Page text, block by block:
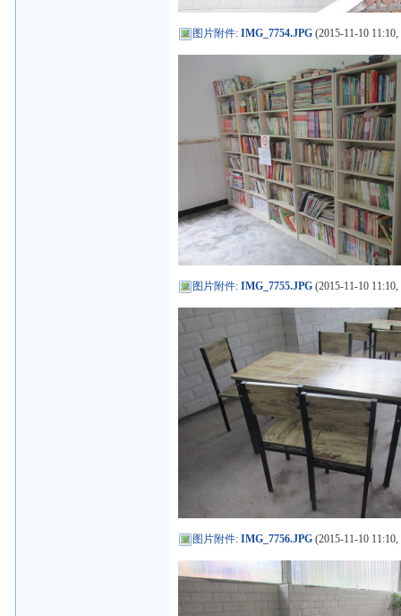
图片附件:IMG_7754.JPG (2015-11-10
图片附件:IMG_7755.JPG (2015-11-10
图片附件:IMG_7756.JPG (2015-11-10